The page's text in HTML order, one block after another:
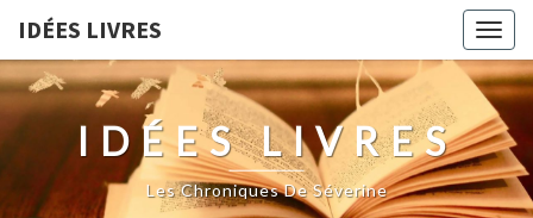
IDÉES LIVRES
IDÉES LIVRES
Les Chroniques De Séverine